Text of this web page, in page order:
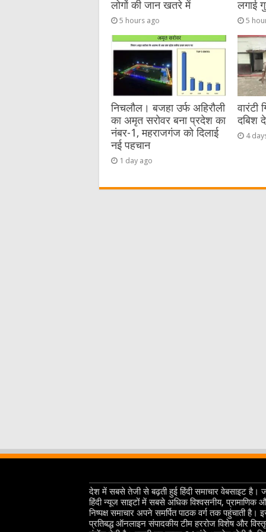
लोगों की जान खतरे में
5 hours ago
लगाई
5
निचलौल। बजहा उर्फ अहिरौली
का अमृत सरोवर बना प्रदेश का
नंबर-1, महराजगंज को दिलाई
नई पहचान
1 day ago
वारंटी
दबिश
4
देश में सबसे तेजी से बढ़ती हुई हिंदी समाचार वेबसाइट है।
हिंदी न्यूज साइटों में सबसे अधिक विश्वसनीय, प्रामाणिक
निष्पक्ष समाचार अपने समर्पित पाठक वर्ग तक पहुंचाती है।
प्रतिबद्ध ऑनलाइन संपादकीय टीम हररोज विशेष और